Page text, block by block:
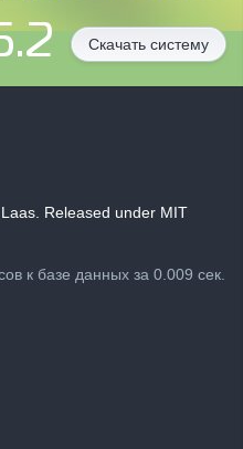
Скачать систему
Released under MIT
к базе данных за 0.009 сек.